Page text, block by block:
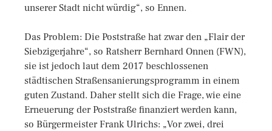
unserer Stadt nicht würdig“, so Ennen.
Das Problem: Die Poststraße hat zwar den „Flair der
Siebzigerjahre“, so Ratsherr Bernhard Onnen (FWN),
sie ist jedoch laut dem 2017 beschlossenen
städtischen Straßensanierungsprogramm in einem
guten Zustand. Daher stellt sich die Frage, wie eine
Erneuerung der Poststraße finanziert werden kann,
so Bürgermeister Frank Ulrichs: „Vor zwei, drei